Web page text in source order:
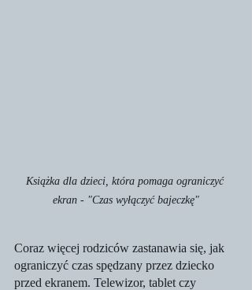
Książka dla dzieci, która pomaga ograniczyć
ekran - "Czas wyłączyć bajeczkę"
Coraz więcej rodziców zastanawia się, jak
ograniczyć czas spędzany przez dziecko
przed ekranem. Telewizor, tablet czy